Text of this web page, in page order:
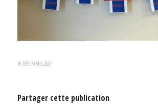
16 DÉCEMBRE 2021
Partager cette publication